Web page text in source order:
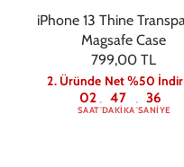
iPhone 13 Thine
Magsafe Case
799,00 TL
2. Üründe Net %50
02
SAAT: 47
DAKIKA: 36
SANIYE